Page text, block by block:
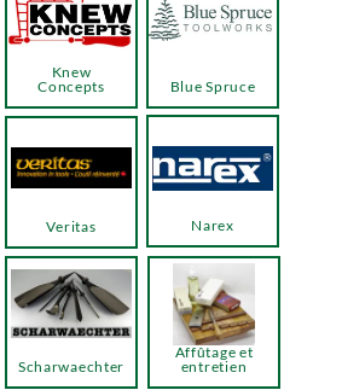
Knew
Concepts
Blue Spruce
Narex
Veritas
Scharwaechter
Affûtage et
entretien